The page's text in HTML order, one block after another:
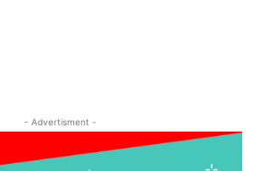
- Advertisment -